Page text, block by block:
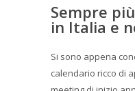
Sempre
in Italia e
Si sono appena
calendario ricco di